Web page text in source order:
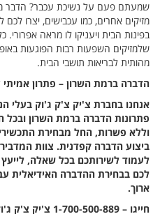
שמעתם פעם על נשיכת עכבר? הדבר
מזיקים אחרים, כמו עכבישים, יצרו לכם
בפינות הבית ויעניקו לו מראה
שלמזיקים השפעות רבות הפוגעות
מהותית לבריאות תושבי הבית.
הדברה ברמת השרון – פתרון אמיתי
אנחנו בחברת צ'יק צ'ק ג'וק בעלי
פתרונות הדברה ברמת השרון ובכל
וללא פשרות, החל מבחירת
ביצוע הדברה קפדנית. צוות
לעמוד לשירותכם בכל שאלה, לייעץ
לכם בבחירת ההדברה האידיאלית
ארוך.
חייגו – 1-700-500-889 צ'יק צ'ק ג'וק והיפטרו מהמזיקים בצ'יק צ'ק!